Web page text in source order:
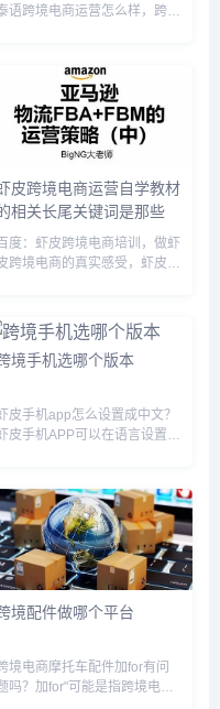
语跨境电商运营怎么样，跨境
跨境电商的优势，跨境电商学越
南语与泰语哪个好，跨境电商东
南亚市场学泰语越南语，跨境电
商泰...
皮跨境电商运营自学教材
相关长尾关键词是那些
度：虾皮跨境电商培训，做虾
跨境电商的真实感受，虾皮跨
赚多少钱，虾皮跨境电商卖家
app，虾皮跨境电商怎么运营，
皮跨境电商运营模式，跨境电
境手机选哪个版本
皮手机app怎么设置成中文？
皮手机APP可以在语言设置中
，点击页面右上角的“设置”
钮。2. 在设置页面中，选择
语言和地区”选项。...
境配件做哪个平台
境电商摩托车配件加for有问
吗？加for"可能是指跨境电商